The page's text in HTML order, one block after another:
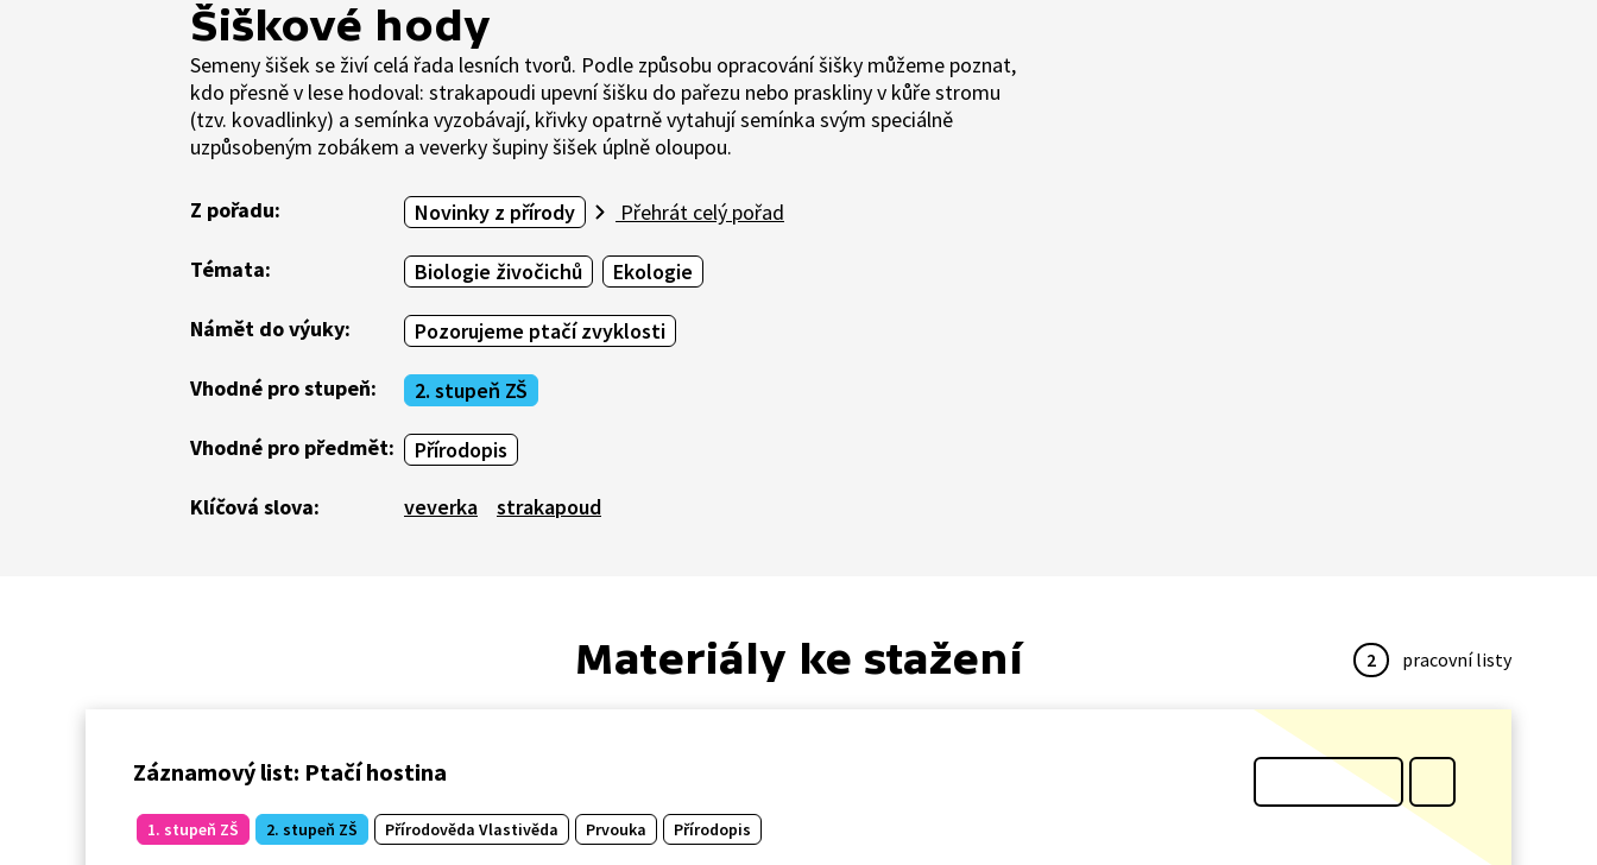
Šiškové hody
Semeny šišek se živí celá řada lesních tvorů. Podle způsobu opracování šišky můžeme poznat,
kdo přesně v lese hodoval: strakapoudi upevní šišku do pařezu nebo praskliny v kůře stromu
(tzv. kovadlinky) a semínka vyzobávají, křivky opatrně vytahují semínka svým speciálně
uzpůsobeným zobákem a veverky šupiny šišek úplně oloupou.
Z pořadu: Novinky z přírody Přehrát celý pořad
Témata: Biologie živočichů Ekologie
Námět do výuky: Pozorujeme ptačí zvyklosti
Vhodné pro stupeň: 2. stupeň ZŠ
Vhodné pro předmět: Přírodopis
Klíčová slova: veverka strakapoud
Materiály ke stažení 2 pracovní listy
Záznamový list: Ptačí hostina
1. stupeň ZŠ 2. stupeň ZŠ Přírodověda Vlastivěda Prvouka Přírodopis